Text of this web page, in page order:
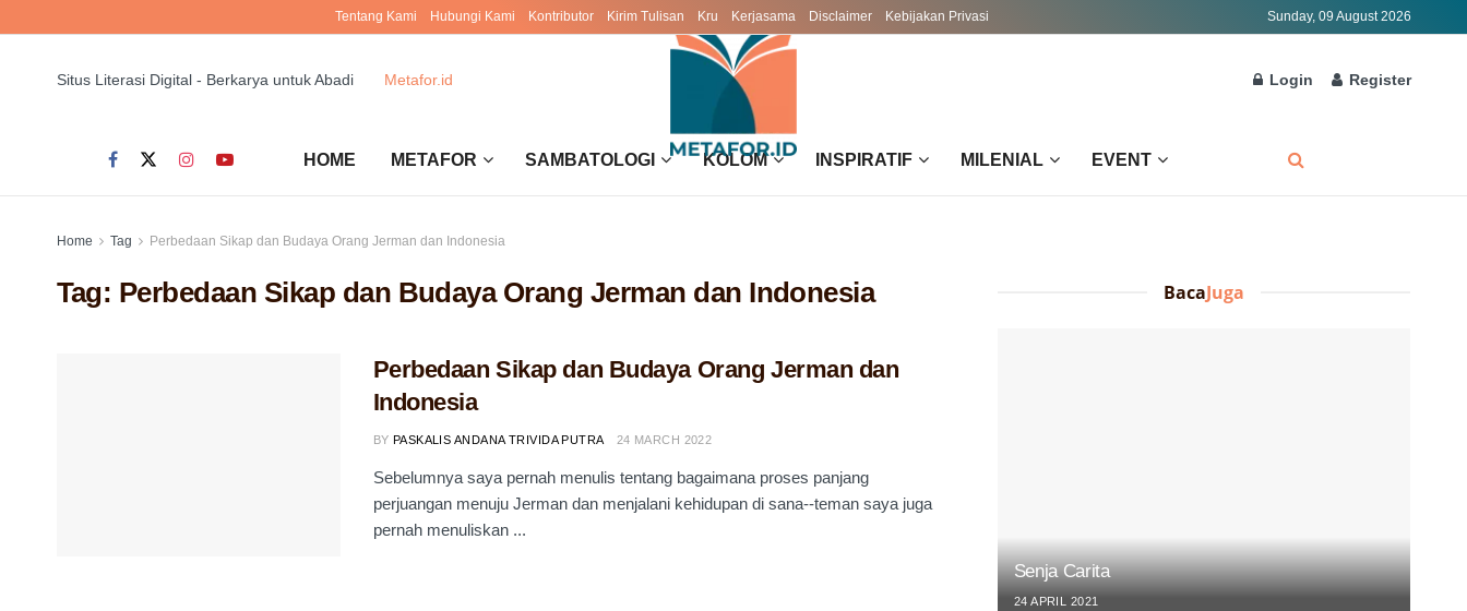
Tentang Kami Hubungi Kami Kontributor Kirim Tulisan Kru Kerjasama Disclaimer Kebijakan Privasi Sunday, 09 August 2026
Situs Literasi Digital - Berkarya untuk Abadi Metafor.id Login Register
HOME METAFOR SAMBATOLOGI KOLOM INSPIRATIF MILENIAL EVENT
Home Tag Perbedaan Sikap dan Budaya Orang Jerman dan Indonesia
Tag: Perbedaan Sikap dan Budaya Orang Jerman dan Indonesia
Perbedaan Sikap dan Budaya Orang Jerman dan
Indonesia
BY PASKALIS ANDANA TRIVIDA PUTRA 24 MARCH 2022
Sebelumnya saya pernah menulis tentang bagaimana proses panjang
perjuangan menuju Jerman dan menjalani kehidupan di sana--teman saya juga
pernah menuliskan ...
BacaJuga
Senja Carita
24 APRIL 2021